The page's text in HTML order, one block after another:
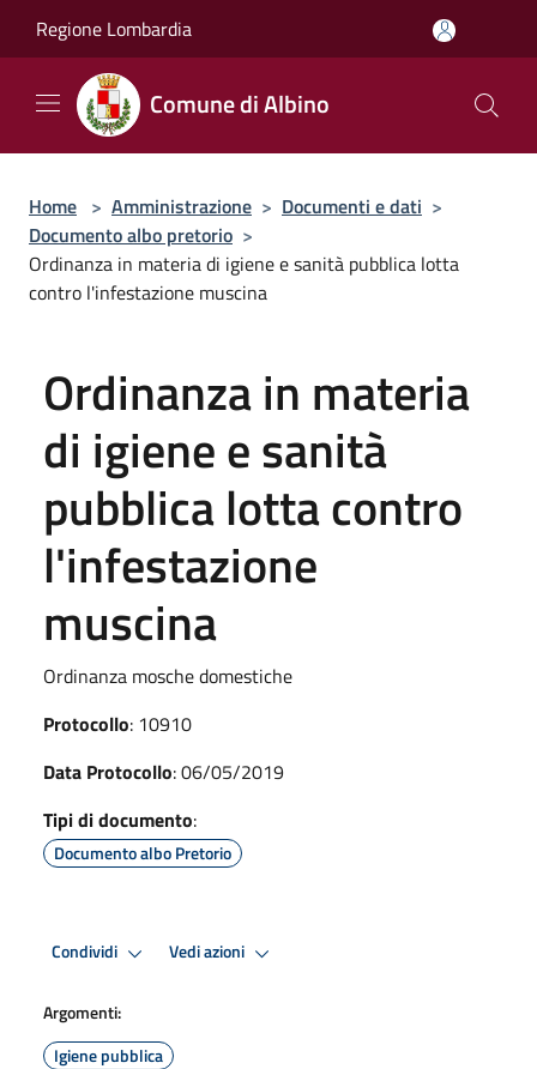
Regione Lombardia
Comune di Albino
Home > Amministrazione > Documenti e dati >
Documento albo pretorio >
Ordinanza in materia di igiene e sanità pubblica lotta
contro l'infestazione muscina
Ordinanza in materia
di igiene e sanità
pubblica lotta contro
l'infestazione
muscina
Ordinanza mosche domestiche
Protocollo: 10910
Data Protocollo: 06/05/2019
Tipi di documento:
Documento albo Pretorio
Condividi Vedi azioni
Argomenti:
Igiene pubblica